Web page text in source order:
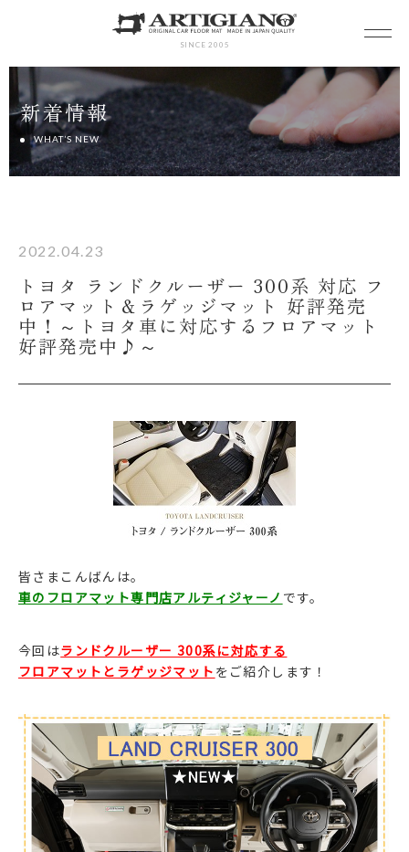
SINCE 2005
新着情報
WHAT’S NEW
2022.04.23
トヨタ ランドクルーザー 300系 対応 フ
ロアマット＆ラゲッジマット 好評発売
中！～トヨタ車に対応するフロアマット
好評発売中♪～
皆さまこんばんは。
車のフロアマット専門店アルティジャーノ です。
今回はランドクルーザー 300系に対応する
フロアマットとラゲッジマット をご紹介します！